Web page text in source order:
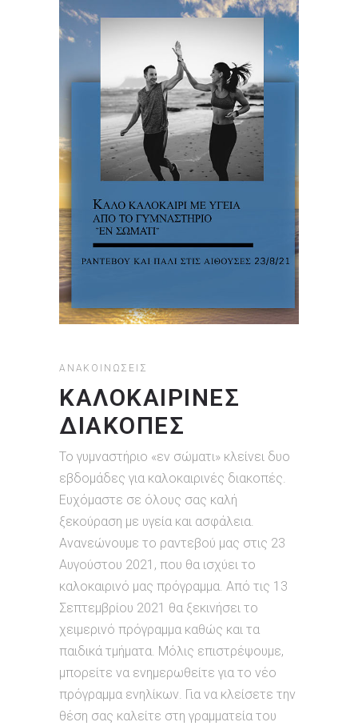
ΑΝΑΚΟΙΝΏΣΕΙΣ
ΚΑΛΟΚΑΙΡΙΝΈΣ
ΔΙΑΚΟΠΈΣ
Το γυμναστήριο «εν σώματι» κλείνει δυο
εβδομάδες για καλοκαιρινές διακοπές.
Ευχόμαστε σε όλους σας καλή
ξεκούραση με υγεία και ασφάλεια.
Ανανεώνουμε το ραντεβού μας στις 23
Αυγούστου 2021, που θα ισχύει το
καλοκαιρινό μας πρόγραμμα. Από τις 13
Σεπτεμβρίου 2021 θα ξεκινήσει το
χειμερινό πρόγραμμα καθώς και τα
παιδικά τμήματα. Μόλις επιστρέψουμε,
μπορείτε να ενημερωθείτε για το νέο
πρόγραμμα ενηλίκων. Για να κλείσετε την
θέση σας καλείτε στη γραμματεία του